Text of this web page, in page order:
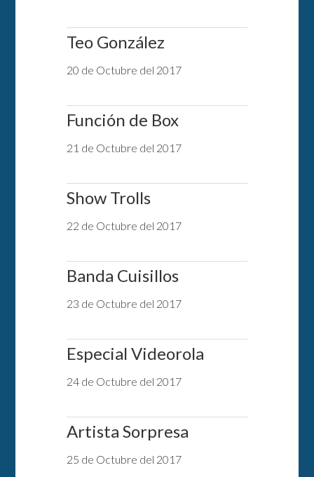
Teo González
20 de Octubre del 2017
Función de Box
21 de Octubre del 2017
Show Trolls
22 de Octubre del 2017
Banda Cuisillos
23 de Octubre del 2017
Especial Videorola
24 de Octubre del 2017
Artista Sorpresa
25 de Octubre del 2017